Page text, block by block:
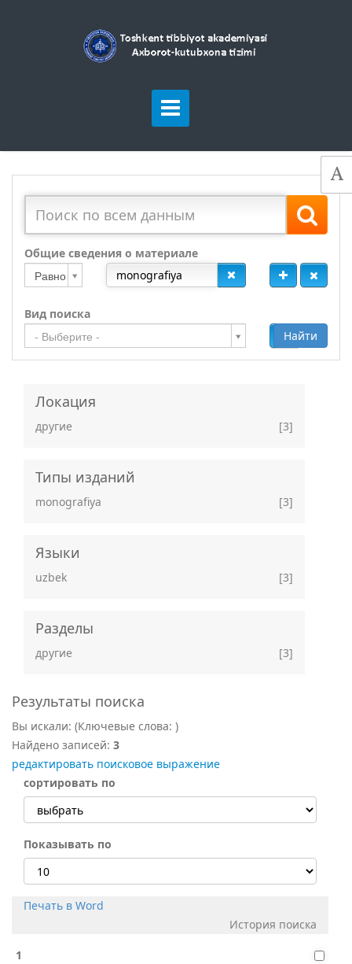
Общие сведения о материале
Равно
Вид поиска
- Выберите - Добавить
Найти
Локация
другие [3]
Типы изданий
monografiya [3]
Языки
uzbek [3]
Разделы
другие [3]
Результаты поиска
Вы искали: (Ключевые слова: )
Найдено записей: 3
редактировать поисковое выражение
сортировать по
Показывать по
Печать в Word
История поиска
1